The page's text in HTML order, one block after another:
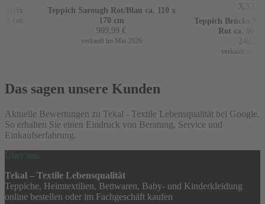
Teppich Sarough Rot/Blau ca. 110 x
170 cm
999,99€
verkauft im Mai 2026
Teppich Brücke Mir
Rot ca. 90 x
249,99
verkauft im April
Das sagen unsere Kunden
Aktuelle Bewertungen zu Tekal - Textile Lebensqualität bei Google.
So erhalten Sie einen Eindruck von Beratung, Service und
Einkaufserfahrung.
Über uns
Tekal – Textile Lebensqualität
Teppiche, Heimtextilien, Bettwaren, Baby- und Kinderkleidung
online bestellen oder im Fachgeschäft kaufen